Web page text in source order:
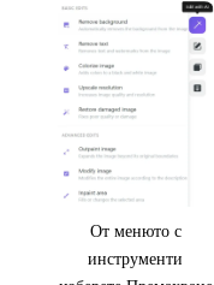
От менюто с
инструменти